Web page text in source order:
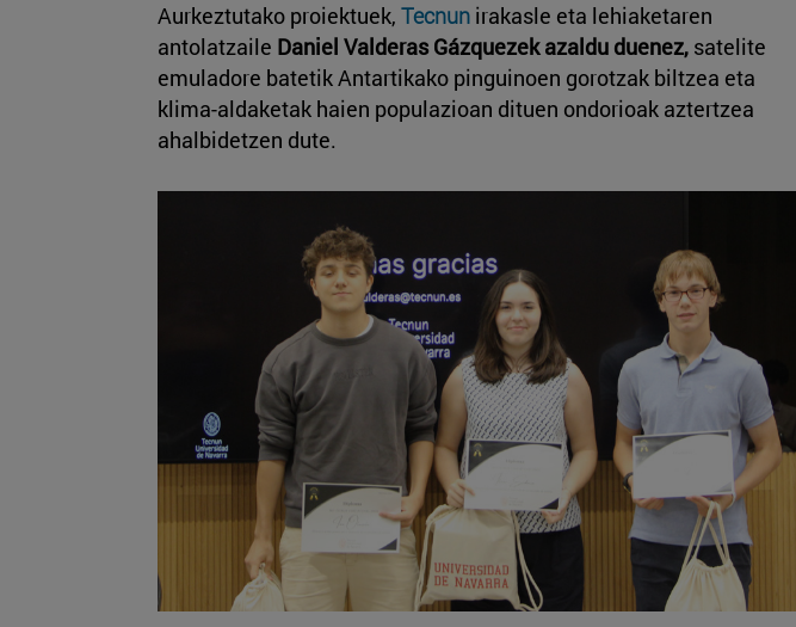
Aurkeztutako proiektuek, Tecnun irakasle eta lehiaketaren
antolatzaile Daniel Valderas Gázquezek azaldu duenez, satelite
emuladore batetik Antartikako pinguinoen gorotzak biltzea eta
klima-aldaketak haien populazioan dituen ondorioak aztertzea
ahalbidetzen dute.